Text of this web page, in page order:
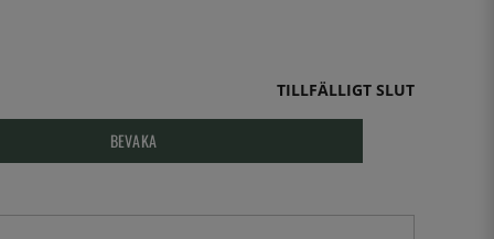
TILLFÄLLIGT SLUT
BEVAKA